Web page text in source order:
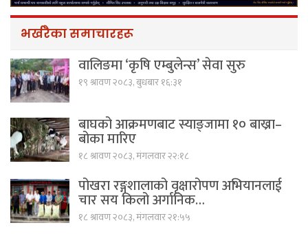
भर्खरैका समाचारहरू
वालिङमा ‘कृषि एम्बुलेन्स’ सेवा सुरु
१९ श्रावण २०८३, बुधबार १६:३१
बाघको आक्रमणबाट स्याङ्जामा १० बाख्रा–
बोका मारिए
१८ श्रावण २०८३, मंगलवार २२:१८
पोखरा रङ्गशालाको वृक्षारोपण अभियानलाई
चार सय किलो अर्गानिक…
१८ श्रावण २०८३, मंगलवार २१:५५